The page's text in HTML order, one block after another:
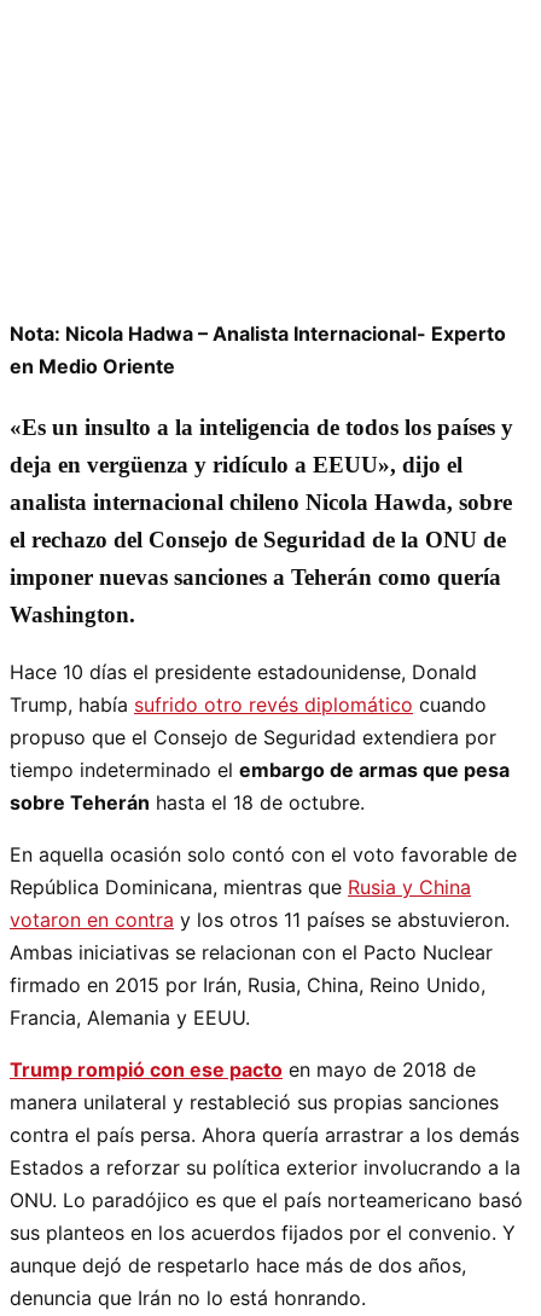
Nota: Nicola Hadwa – Analista Internacional- Experto
en Medio Oriente
«Es un insulto a la inteligencia de todos los países y
deja en vergüenza y ridículo a EEUU», dijo el
analista internacional chileno Nicola Hawda, sobre
el rechazo del Consejo de Seguridad de la ONU de
imponer nuevas sanciones a Teherán como quería
Washington.
Hace 10 días el presidente estadounidense, Donald
Trump, había sufrido otro revés diplomático cuando
propuso que el Consejo de Seguridad extendiera por
tiempo indeterminado el embargo de armas que pesa
sobre Teherán hasta el 18 de octubre.
En aquella ocasión solo contó con el voto favorable de
República Dominicana, mientras que Rusia y China
votaron en contra y los otros 11 países se abstuvieron.
Ambas iniciativas se relacionan con el Pacto Nuclear
firmado en 2015 por Irán, Rusia, China, Reino Unido,
Francia, Alemania y EEUU.
Trump rompió con ese pacto en mayo de 2018 de
manera unilateral y restableció sus propias sanciones
contra el país persa. Ahora quería arrastrar a los demás
Estados a reforzar su política exterior involucrando a la
ONU. Lo paradójico es que el país norteamericano basó
sus planteos en los acuerdos fijados por el convenio. Y
aunque dejó de respetarlo hace más de dos años,
denuncia que Irán no lo está honrando.